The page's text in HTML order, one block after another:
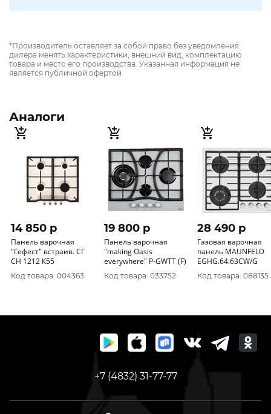
*Производитель оставляет за собой право без уведомления
дилера менять характеристики, внешний вид, комплектацию
товара и место его производства. Указанная информация не
является публичной офертой
Аналоги
14 850 p
Панель варочная
"Гефест" встраив. СГ
СН 1212 К55
Код товара: 004363
19 800 p
Панель варочная
"making Oasis
everywhere" P-GWТT (F)
Код товара: 033752
28 490 p
Газовая варочная
панель MAUNFELD
EGHG.64.63CW/G
Код товара: 088135
+7 (4832) 31-77-77